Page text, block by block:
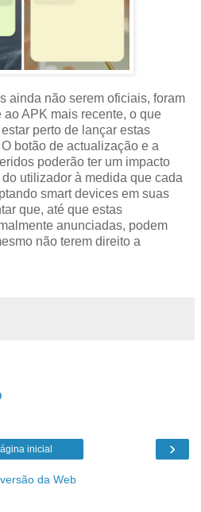
ainda não serem oficiais, foram
APK mais recente, o que
perto de lançar estas
botão de actualização e a
poderão ter um impacto
utilizador à medida que cada
smart devices em suas
que, até que estas
anunciadas, podem
não terem direito a
›
inicial
da Web